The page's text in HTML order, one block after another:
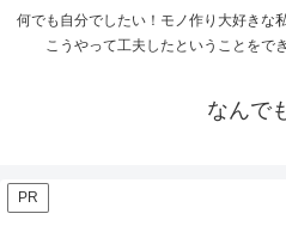
何でも自分でしたい！モノ作り大好きな
こうやって工夫したということをで
なんで
PR